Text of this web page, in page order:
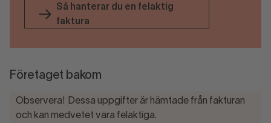
Så hanterar du en felaktig
faktura
Företaget bakom
Observera! Dessa uppgifter är hämtade från fakturan
och kan medvetet vara felaktiga.